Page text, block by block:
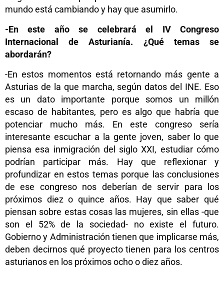
mundo está cambiando y hay que asumirlo.
-En este año se celebrará el IV Congreso
Internacional de Asturianía. ¿Qué temas se
abordarán?
-En estos momentos está retornando más gente a
Asturias de la que marcha, según datos del INE. Eso
es un dato importante porque somos un millón
escaso de habitantes, pero es algo que habría que
potenciar mucho más. En este congreso sería
interesante escuchar a la gente joven, saber lo que
piensa esa inmigración del siglo XXI, estudiar cómo
podrían participar más. Hay que reflexionar y
profundizar en estos temas porque las conclusiones
de ese congreso nos deberían de servir para los
próximos diez o quince años. Hay que saber qué
piensan sobre estas cosas las mujeres, sin ellas -que
son el 52% de la sociedad- no existe el futuro.
Gobierno y Administración tienen que implicarse más,
deben decirnos qué proyecto tienen para los centros
asturianos en los próximos ocho o diez años.